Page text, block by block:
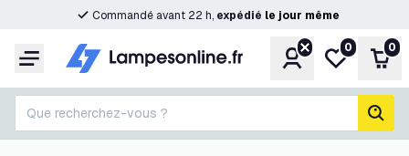
Commandé avant 22 h, expédié le jour même
Menu CompteMa liste de
0 0
Que recherchez-vous ?